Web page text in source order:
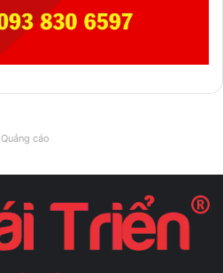
Quảng cáo